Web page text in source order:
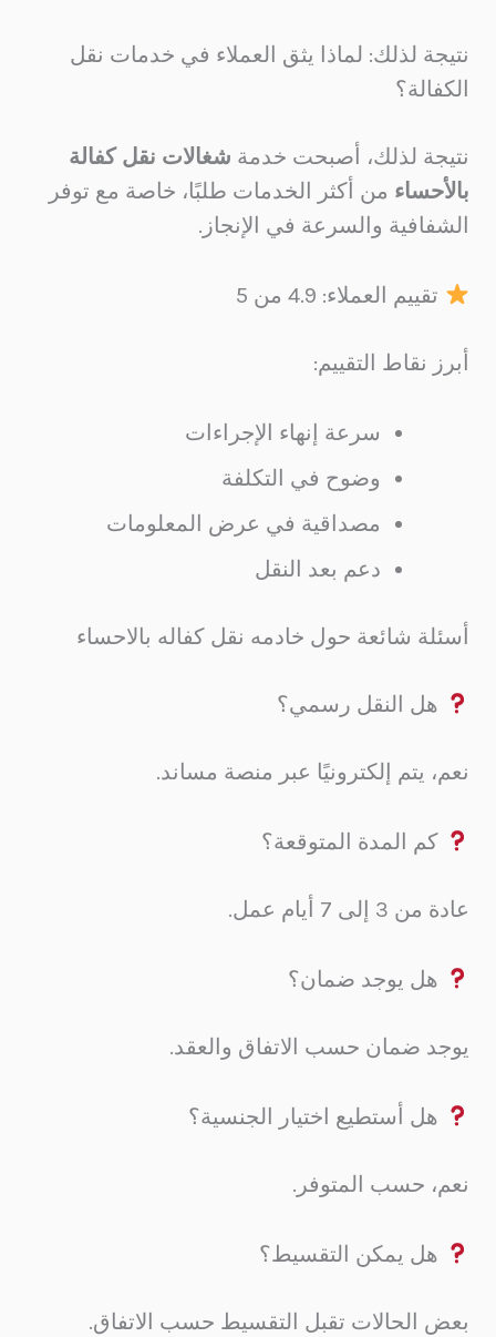
نتيجة لذلك: لماذا يثق العملاء في خدمات نقل
الكفالة؟
نتيجة لذلك، أصبحت خدمة شغالات نقل كفالة
بالأحساء من أكثر الخدمات طلبًا، خاصة مع توفر
الشفافية والسرعة في الإنجاز.
تقييم العملاء: 4.9 من 5
أبرز نقاط التقييم:
سرعة إنهاء الإجراءات
وضوح في التكلفة
مصداقية في عرض المعلومات
دعم بعد النقل
أسئلة شائعة حول خادمه نقل كفاله بالاحساء
هل النقل رسمي؟
نعم، يتم إلكترونيًا عبر منصة مساند.
كم المدة المتوقعة؟
عادة من 3 إلى 7 أيام عمل.
هل يوجد ضمان؟
يوجد ضمان حسب الاتفاق والعقد.
هل أستطيع اختيار الجنسية؟
نعم، حسب المتوفر.
هل يمكن التقسيط؟
بعض الحالات تقبل التقسيط حسب الاتفاق.